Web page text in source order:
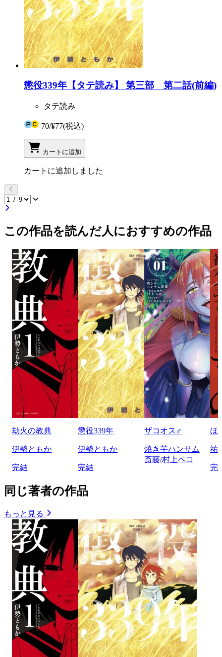
懲役339年【タテ読み】 第三部 第二話(前編)
タテ読み
70/¥77(税込)
カートに追加
カートに追加しました
この作品を読んだ人におすすめの作品
劫火の教典
伊勢ともか
完結
懲役339年
伊勢ともか
完結
ザコオス♂
焼き芋ハンサム
斎藤/村上ペコ
ほ
祐
完
同じ著者の作品
もっと見る